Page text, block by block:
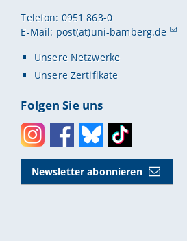
Telefon: 0951 863-0
E-Mail: post(at)uni-bamberg.de
Unsere Netzwerke
Unsere Zertifikate
Folgen Sie uns
InstagramFacebookBlueskyToktok
Newsletter abonnieren